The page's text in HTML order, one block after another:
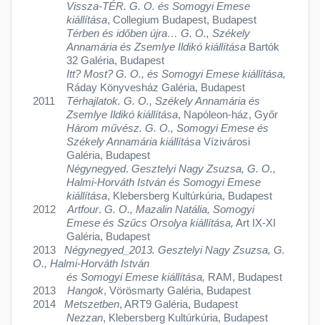
Vissza-TÉR. G. O. és Somogyi Emese
kiállítása, Collegium Budapest, Budapest
Térben és időben újra… G. O., Székely
Annamária és Zsemlye Ildikó kiállítása Bartók
32 Galéria, Budapest
Itt? Most? G. O., és Somogyi Emese kiállítása,
Ráday Könyvesház Galéria, Budapest
2011 Térhajlatok. G. O., Székely Annamária és
Zsemlye Ildikó kiállítása, Napóleon-ház, Győr
Három művész. G. O., Somogyi Emese és
Székely Annamária kiállítása Vízivárosi
Galéria, Budapest
Négynegyed.Gesztelyi Nagy Zsuzsa, G. O.,
Halmi-Horváth István és Somogyi Emese
kiállítása, Klebersberg Kultúrkúria, Budapest
2012 Artfour. G. O., Mazalin Natália, Somogyi
Emese és Szűcs Orsolya kiállítása, Art IX-XI
Galéria, Budapest
2013 Négynegyed_2013. Gesztelyi Nagy Zsuzsa, G.
O., Halmi-Horváth István
és Somogyi Emese kiállítása, RAM, Budapest
2013 Hangok, Vörösmarty Galéria, Budapest
2014 Metszetben, ART9 Galéria, Budapest
Nezzan, Klebersberg Kultúrkúria, Budapest